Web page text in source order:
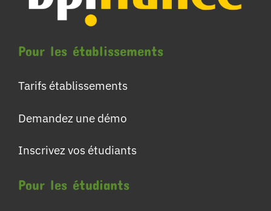
Pour les établissements
Tarifs établissements
Demandez une démo
Inscrivez vos étudiants
Pour les étudiants